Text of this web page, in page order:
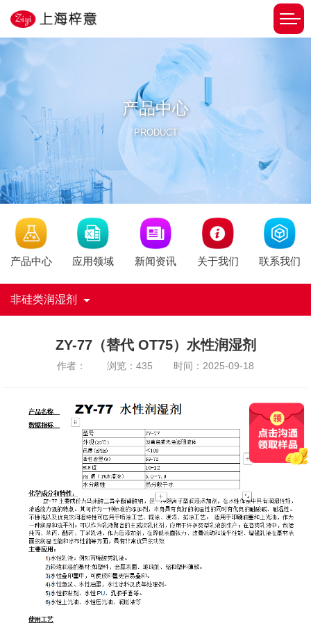
产品中心
PRODUCT
产品中心 应用领域 新闻资讯 关于我们 联系我们
非硅类润湿剂
ZY-77（替代 OT75）水性润湿剂
作者： 浏览：435 时间：2025-09-18